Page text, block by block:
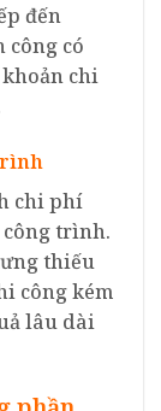
đến
công có
khoản chi
chi phí
công trình.
thiếu
công kém
lâu dài